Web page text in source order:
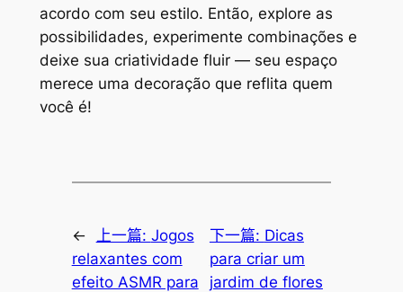
acordo com seu estilo. Então, explore as
possibilidades, experimente combinações e
deixe sua criatividade fluir — seu espaço
merece uma decoração que reflita quem
você é!
← 上一篇: Jogos
relaxantes com
efeito ASMR para
下一篇: Dicas
para criar um
jardim de flores